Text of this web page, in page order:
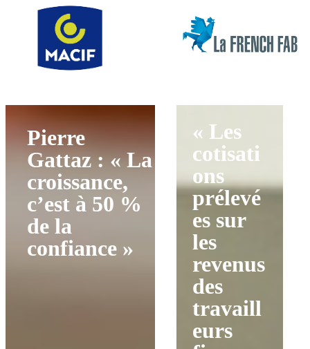
Pierre
Gattaz : « La
croissance,
c’est à 50 %
de la
confiance »
« Les
cotisati
ons
prélevé
es sur
les
revenus
des
travaill
eurs